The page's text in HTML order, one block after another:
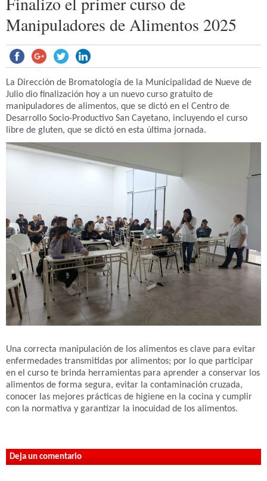
Manipuladores de Alimentos 2025
La Dirección de Bromatología de la Municipalidad de Nueve de
Julio dio finalización hoy a un nuevo curso gratuito de
manipuladores de alimentos, que se dictó en el Centro de
Desarrollo Socio-Productivo San Cayetano, incluyendo el curso
libre de gluten, que se dictó en esta última jornada.
Una correcta manipulación de los alimentos es clave para evitar
enfermedades transmitidas por alimentos; por lo que participar
en el curso te brinda herramientas para aprender a conservar los
alimentos de forma segura, evitar la contaminación cruzada,
conocer las mejores prácticas de higiene en la cocina y cumplir
con la normativa y garantizar la inocuidad de los alimentos.
Deja un comentario